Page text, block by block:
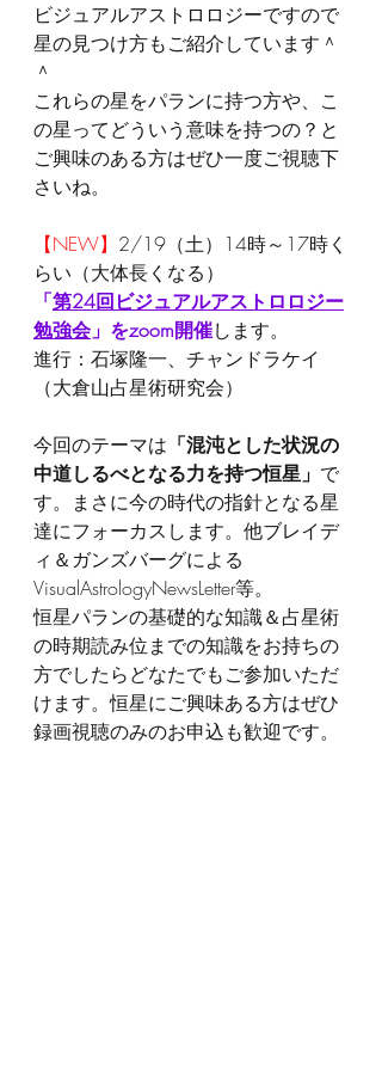
ビジュアルアストロロジーですので
星の見つけ方もご紹介しています＾
＾
これらの星をパランに持つ方や、こ
の星ってどういう意味を持つの？と
ご興味のある方はぜひ一度ご視聴下
さいね。
【NEW】 2/19（土）14時～17時く
らい（大体長くなる）
「第24回ビジュアルアストロロジー
勉強会」をzoom開催します。
進行：石塚隆一、チャンドラケイ
（大倉山占星術研究会）
今回のテーマは 「混沌とした状況の
中道しるべとなる力を持つ恒星」 で
す。まさに今の時代の指針となる星
達にフォーカスします。他ブレイデ
ィ＆ガンズバーグによる
VisualAstrologyNewsLetter等。
恒星パランの基礎的な知識＆占星術
の時期読み位までの知識をお持ちの
方でしたらどなたでもご参加いただ
けます。恒星にご興味ある方はぜひ
録画視聴のみのお申込も歓迎です。